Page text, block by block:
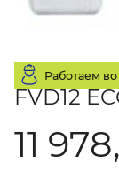
Работаем
FVD12
11